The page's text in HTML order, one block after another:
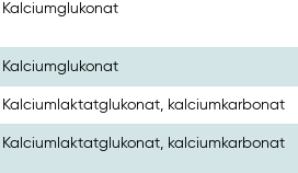
Kalciumglukonat
Kalciumglukonat
Kalciumlaktatglukonat, kalciumkarbonat
Kalciumlaktatglukonat, kalciumkarbonat